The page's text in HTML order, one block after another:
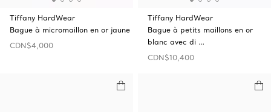
Tiffany HardWear
Bague à micromaillon en or jaune
CDN$4,000
Tiffany HardWear
Bague à petits maillons en or
blanc avec di …
CDN$10,400